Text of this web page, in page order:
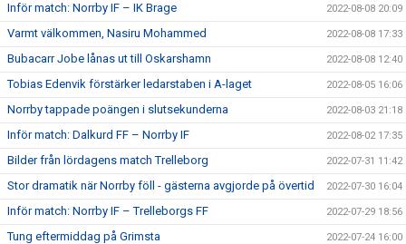
Inför match: Norrby IF – IK Brage 2022-08-08 20:09
Varmt välkommen, Nasiru Mohammed 2022-08-08 17:33
Bubacarr Jobe lånas ut till Oskarshamn 2022-08-08 12:40
Tobias Edenvik förstärker ledarstaben i A-laget 2022-08-05 16:06
Norrby tappade poängen i slutsekunderna 2022-08-03 21:18
Inför match: Dalkurd FF – Norrby IF 2022-08-02 17:35
Bilder från lördagens match Trelleborg 2022-07-31 11:42
Stor dramatik när Norrby föll - gästerna avgjorde på övertid 2022-07-30 16:04
Inför match: Norrby IF – Trelleborgs FF 2022-07-29 18:56
Tung eftermiddag på Grimsta 2022-07-24 16:00